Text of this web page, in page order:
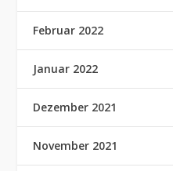
Februar 2022
Januar 2022
Dezember 2021
November 2021